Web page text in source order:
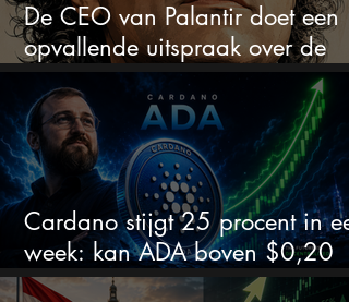
De CEO van Palantir doet een
opvallende uitspraak over de
beurs
Cardano stijgt 25 procent in
week: kan ADA boven $0,20
blijven?